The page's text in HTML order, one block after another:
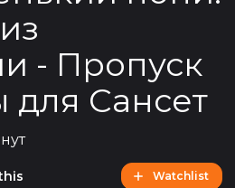
- Пропуск
для Сансет
Watchlist